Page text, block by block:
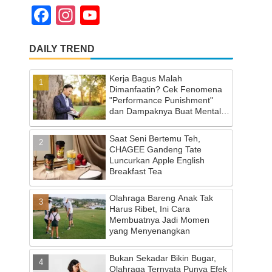
F
c
e
b
o
o
k
In
a
gr
a
m
u
T
u
b
e
C
h
a
n
n
el
DAILY TREND
Kerja Bagus Malah
Dimanfaatin? Cek Fenomena
"Performance Punishment"
dan Dampaknya Buat Mental
Saat Seni Bertemu Teh,
CHAGEE Gandeng Tate
Luncurkan Apple English
Breakfast Tea
Olahraga Bareng Anak Tak
Harus Ribet, Ini Cara
Membuatnya Jadi Momen
yang Menyenangkan
Bukan Sekadar Bikin Bugar,
Olahraga Ternyata Punya Efek